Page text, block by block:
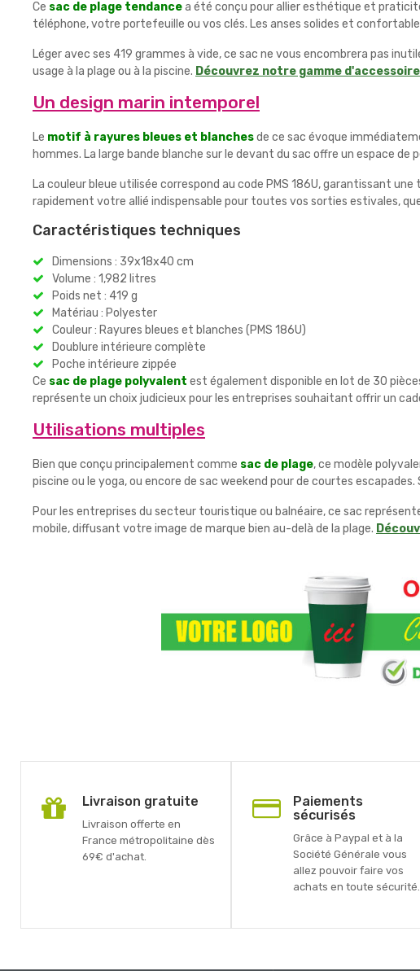
Ce sac de plage tendancea été conçu pour allier esthétique et
téléphone, votre portefeuille ou vos clés. Les anses solides et
Léger avec ses 419 grammes à vide, ce sac ne vous encombrera pas
usage à la plage ou à la piscine. Découvrez notre gamme
Un design marin intemporel
Le motif à rayures bleues et blanchesde ce sac évoque
hommes. La large bande blanche sur le devant du sac offre un espace
La couleur bleue utilisée correspond au code PMS 186U, garantissant
rapidement votre allié indispensable pour toutes vos sorties estivales,
Caractéristiques techniques
Dimensions : 39x18x40 cm
Volume : 1,982 litres
Poids net : 419 g
Matériau : Polyester
Couleur : Rayures bleues et blanches (PMS 186U)
Doublure intérieure complète
Poche intérieure zippée
Ce sac de plage polyvalent est également disponible en lot de 30
représente un choix judicieux pour les entreprises souhaitant offrir un
Utilisations multiples
Bien que conçu principalement comme sac de plage, ce modèle
piscine ou le yoga, ou encore de sac weekend pour de courtes
Pour les entreprises du secteur touristique ou balnéaire, ce sac
mobile, diffusant votre image de marque bien au-delà de la plage.
Livraison gratuite
Livraison offerte en
France métropolitaine dès
69€ d'achat.
Paiements
sécurisés
Grâce à Paypal et à la
Société Générale vous
allez pouvoir faire vos
achats en toute sécurité.